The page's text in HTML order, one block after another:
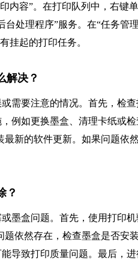
内容”。在打印队列中，右键
处理程序”服务。在“任务管
挂起的打印任务。
解决？
需要注意的情况。首先，检
例如更换墨盒、清理卡纸或
新的软件更新。如果问题依
？
墨盒问题。首先，使用打印
题依然存在，检查墨盒是否安
导致打印质量问题。最后，